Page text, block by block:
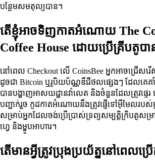
បន្ថែមសមតុល្យបាន។
តើខ្ញុំអាចទិញកាតអំណោយ The
Coffee House ដោយប្រើគ្រីបតូបា
នៅពេល Checkout លើ CoinsBee អ្នកអាចជ្រើស
ដូចជា Bitcoin ឬរូបិយប័ណ្ណឌីជីថលផ្សេងៗ ដែលគេគាំទ្
បានបង្ហាញអាសយដ្ឋានវ៉ាលេត និងចំនួនដែលត្រូវផ្ទេ
បញ្ជាក់រួច កូដកាតអំណោយនឹងត្រូវផ្ញើទៅអ៊ីមែលរបស់
សម្រាប់អ្នកដែលចង់ប្រើប្រាស់ទ្រព្យសម្បត្តិក្រិបតូស
ហ្វេ និងម្ហូបអាហារ។
តើមានអ្វីត្រូវប្រុងប្រយ័ត្ននៅពេលប្រ